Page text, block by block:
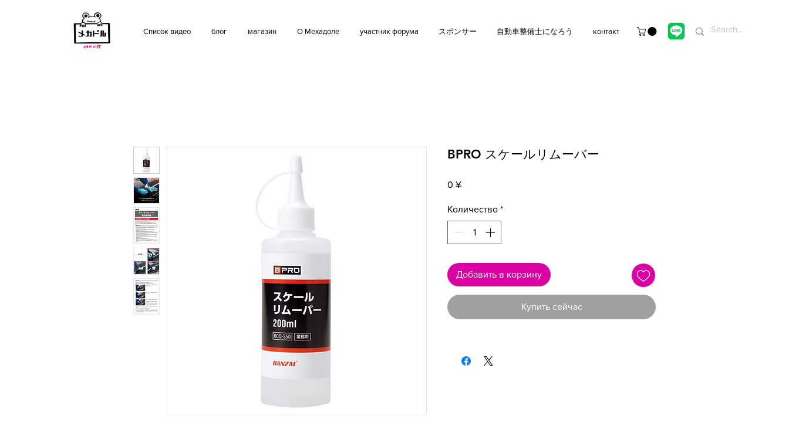
Список видео блог магазин О Мехадоле участник форума スポンサー 自動車整備士になろう контакт
BPRO スケールリムーバー
0 ¥Цена
Количество *
Добавить в корзину
Купить сейчас